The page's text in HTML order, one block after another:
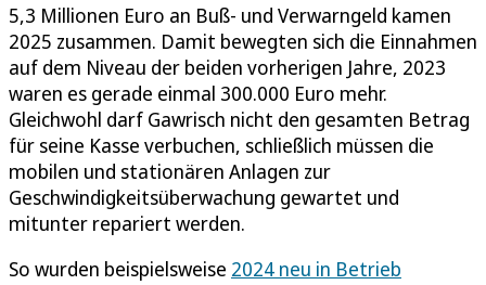
5,3 Millionen Euro an Buß- und Verwarngeld kamen
2025 zusammen. Damit bewegten sich die Einnahmen
auf dem Niveau der beiden vorherigen Jahre, 2023
waren es gerade einmal 300.000 Euro mehr.
Gleichwohl darf Gawrisch nicht den gesamten Betrag
für seine Kasse verbuchen, schließlich müssen die
mobilen und stationären Anlagen zur
Geschwindigkeitsüberwachung gewartet und
mitunter repariert werden.
So wurden beispielsweise 2024 neu in Betrieb